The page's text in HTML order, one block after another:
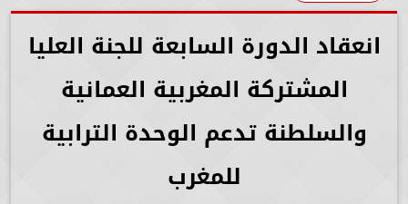
انعقاد الدورة السابعة للجنة العليا
المشتركة المغربية العمانية
والسلطنة تدعم الوحدة الترابية
للمغرب